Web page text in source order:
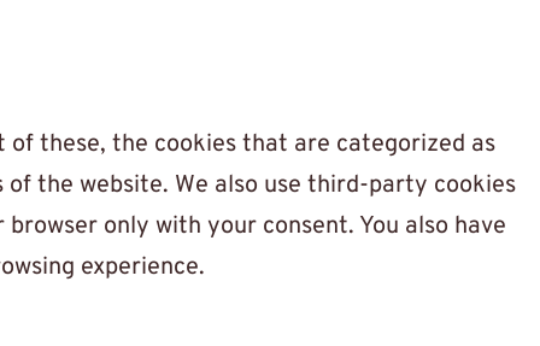
these, the cookies that are categorized as
the website. We also use third-party cookies
only with your consent. You also have
experience.